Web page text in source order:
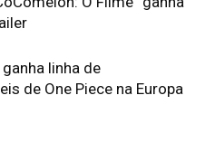
linha de
de One Piece na Europa